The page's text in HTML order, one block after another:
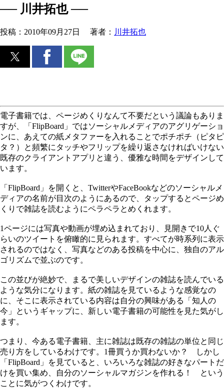
── 川井拓也 ──
投稿： 2010年09月27日 著者： 川井拓也
電子書籍では、ページめくりなんて不要だという議論もありま
すが、「FlipBoard」ではソーシャルメディアのアグリゲーショ
ンに、あえての紙メタファーを入れることでポチポチ（ピタピ
タ？）と頻繁にタッチやフリップを繰り返さなければいけない
既存のクライアントアプリと違う、優雅な時間をデザインして
います。
「FlipBoard」を開くと、TwitterやFaceBookなどのソーシャルメ
ディアの名前が目次のようにあるので、タップするとページめ
くりで雑誌を読むようにペラペラとめくれます。
1ページには写真や動画が埋め込まれており、見開きで10人ぐ
らいのツイートを俯瞰的に見られます。すべてが時系列に表示
されるのではなく、写真などのある投稿を中心に、独自のアル
ゴリズムで並ぶのです。
この並びが絶妙で、まるで美しいデザインの雑誌を読んでいる
ような気分になります。紙の雑誌を見ているような感覚なの
に、そこに表示されている内容は自分の興味がある「知人の
今」というギャップに、新しい電子書籍の可能性を見た気がし
ます。
つまり、今ある電子書籍、主に雑誌は既存の雑誌の単位と同じ
売り方をしているわけです。1冊買うか買わないか？ しかし
「FlipBoard」を見ていると、いろいろな雑誌の好きなパートだ
けを買い集め、自分のソーシャルマガジンを作れる！ という
ことに気がつくわけです。